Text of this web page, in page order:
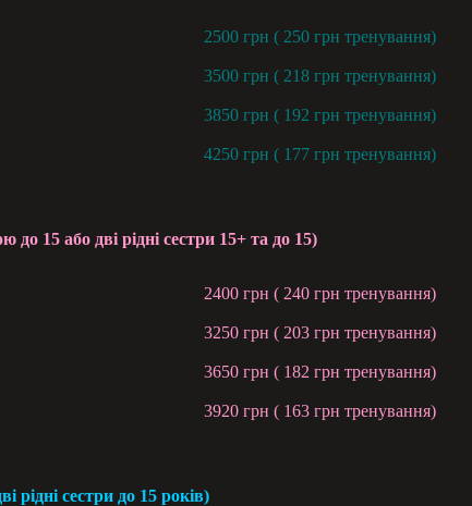
2500 грн ( 250 грн тренування)
3500 грн ( 218 грн тренування)
3850 грн ( 192 грн тренування)
4250 грн ( 177 грн тренування)
або дві рідні сестри 15+ та до 15)
2400 грн ( 240 грн тренування)
3250 грн ( 203 грн тренування)
3650 грн ( 182 грн тренування)
3920 грн ( 163 грн тренування)
сестри до 15 років)